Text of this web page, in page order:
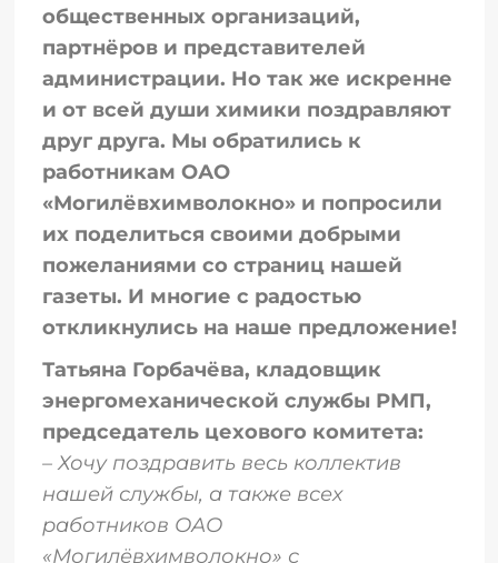
общественных организаций,
партнёров и представителей
администрации. Но так же искренне
и от всей души химики поздравляют
друг друга. Мы обратились к
работникам ОАО
«Могилёвхимволокно» и попросили
их поделиться своими добрыми
пожеланиями со страниц нашей
газеты. И многие с радостью
откликнулись на наше предложение!
Татьяна Горбачёва, кладовщик
энергомеханической службы РМП,
председатель цехового комитета:
– Хочу поздравить весь коллектив
нашей службы, а также всех
работников ОАО
«Могилёвхимволокно» с